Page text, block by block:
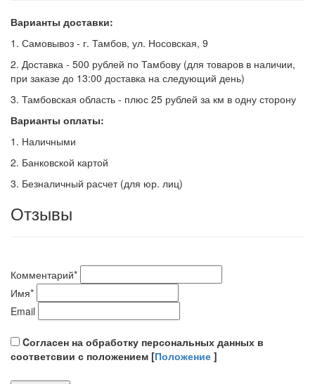
Варианты доставки:
1. Самовывоз - г. Тамбов, ул. Носовская, 9
2. Доставка - 500 рублей по Тамбову (для товаров в наличии,
при заказе до 13:00 доставка на следующий день)
3. Тамбовская область - плюс 25 рублей за км в одну сторону
Варианты оплаты:
1. Наличными
2. Банковской картой
3. Безналичный расчет (для юр. лиц)
Отзывы
Комментарий*
Имя*
Email
Cогласен на обработку персональных данных в
соответсвии с положением [Положение ]